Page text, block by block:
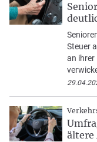
Steuer
an ihrer
ältere